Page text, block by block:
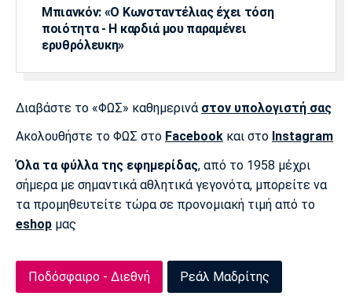
Μπιανκόν: «Ο Κωνσταντέλιας έχει τόση
ποιότητα - Η καρδιά μου παραμένει
ερυθρόλευκη»
Διαβάστε το «ΦΩΣ» καθημερινά στον υπολογιστή σας
Ακολουθήστε το ΦΩΣ στο Facebook και στο Instagram
Όλα τα φύλλα της εφημερίδας, από το 1958 μέχρι
σήμερα με σημαντικά αθλητικά γεγονότα, μπορείτε να
τα προμηθευτείτε τώρα σε προνομιακή τιμή από το
eshop μας
Ποδόσφαιρο - Διεθνή Ρεάλ Μαδρίτης